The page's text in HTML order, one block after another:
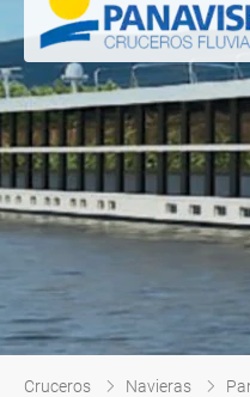
Cruceros Navieras